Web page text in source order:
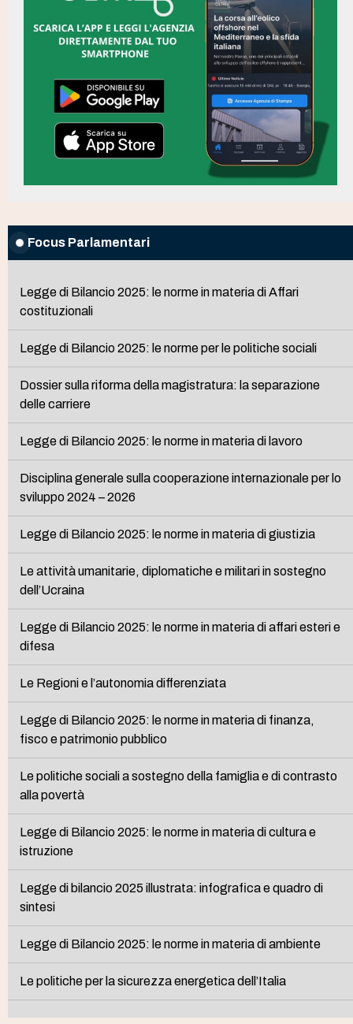
Focus Parlamentari
Legge di Bilancio 2025: le norme in materia di Affari
costituzionali
Legge di Bilancio 2025: le norme per le politiche sociali
Dossier sulla riforma della magistratura: la separazione
delle carriere
Legge di Bilancio 2025: le norme in materia di lavoro
Disciplina generale sulla cooperazione internazionale per lo
sviluppo 2024 – 2026
Legge di Bilancio 2025: le norme in materia di giustizia
Le attività umanitarie, diplomatiche e militari in sostegno
dell’Ucraina
Legge di Bilancio 2025: le norme in materia di affari esteri e
difesa
Le Regioni e l’autonomia differenziata
Legge di Bilancio 2025: le norme in materia di finanza,
fisco e patrimonio pubblico
Le politiche sociali a sostegno della famiglia e di contrasto
alla povertà
Legge di Bilancio 2025: le norme in materia di cultura e
istruzione
Legge di bilancio 2025 illustrata: infografica e quadro di
sintesi
Legge di Bilancio 2025: le norme in materia di ambiente
Le politiche per la sicurezza energetica dell’Italia